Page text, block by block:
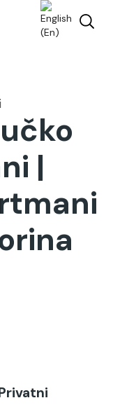
|